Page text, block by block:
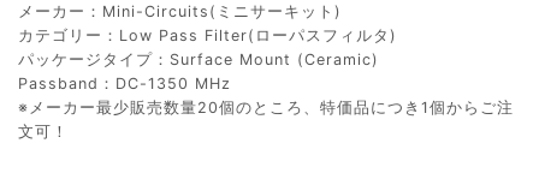
メーカー：Mini-Circuits(ミニサーキット)
カテゴリー：Low Pass Filter(ローパスフィルタ)
パッケージタイプ：Surface Mount (Ceramic)
Passband：DC-1350 MHz
※メーカー最少販売数量20個のところ、特価品につき1個からご注
文可！